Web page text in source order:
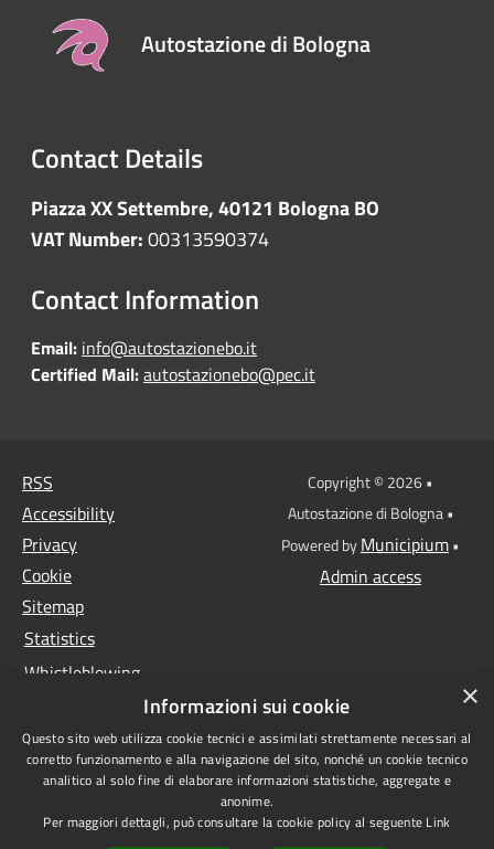
Autostazione di Bologna
Contact Details
Piazza XX Settembre, 40121 Bologna BO
VAT Number:00313590374
Contact Information
Email: info@autostazionebo.it
Certified Mail:autostazionebo@pec.it
RSS
Accessibility
Privacy
Cookie
Sitemap
Statistics
Whistleblowing
Anti-money laundering
Supplier register
Video surveillance
Copyright © 2026 •
Autostazione di Bologna •
Powered byMunicipium•
Admin access
×
Informazioni sui cookie
Questo sito web utilizza cookie tecnici e assimilati strettamente necessari al
corretto funzionamento e alla navigazione del sito, nonché un cookie tecnico
analitico al solo fine di elaborare informazioni statistiche, aggregate e
anonime.
Per maggiori dettagli, può consultare la cookie policy al seguente Link